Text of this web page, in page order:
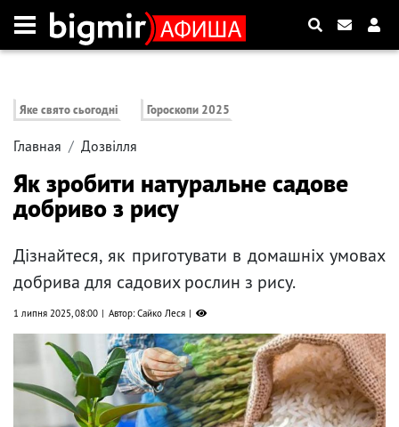
Яке свято сьогодні Гороскопи 2025
Главная Дозвілля
Як зробити натуральне садове
добриво з рису
Дізнайтеся, як приготувати в домашніх умовах
добрива для садових рослин з рису.
1 липня 2025, 08:00 Автор: Сайко Леся